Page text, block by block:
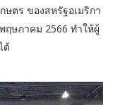
ษตร ของสหรัฐอเมริกา
ฤษภาคม 2566 ทำให้ผู้
ด้